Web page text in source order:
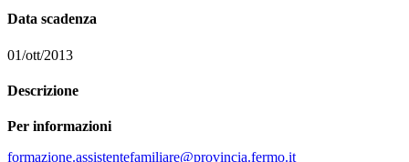
Data scadenza
01/ott/2013
Descrizione
Per informazioni
formazione.assistentefamiliare@provincia.fermo.it